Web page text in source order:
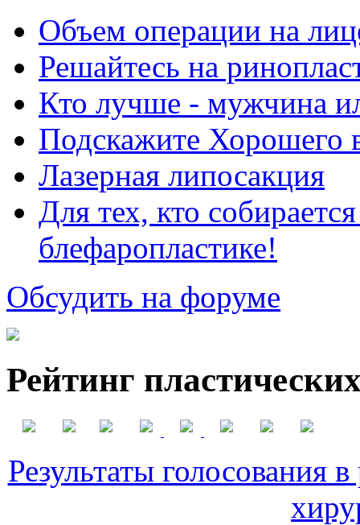
Объем операции на
Решайтесь на
Кто лучше - мужчина
Подскажите Хорошего
Лазерная липосакция
Для тех, кто
блефаропластике!
Обсудить на форуме
Рейтинг
Результаты голосования